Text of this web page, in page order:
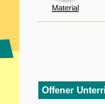
Material
Offener